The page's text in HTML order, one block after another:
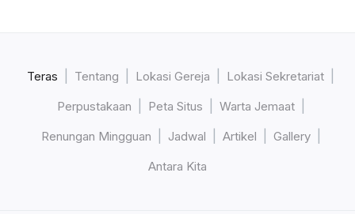
Teras Tentang Lokasi Gereja
Lokasi Sekretariat
Perpustakaan
Peta Situs
Warta Jemaat
Renungan Mingguan
Jadwal Artikel
Gallery
Antara Kita